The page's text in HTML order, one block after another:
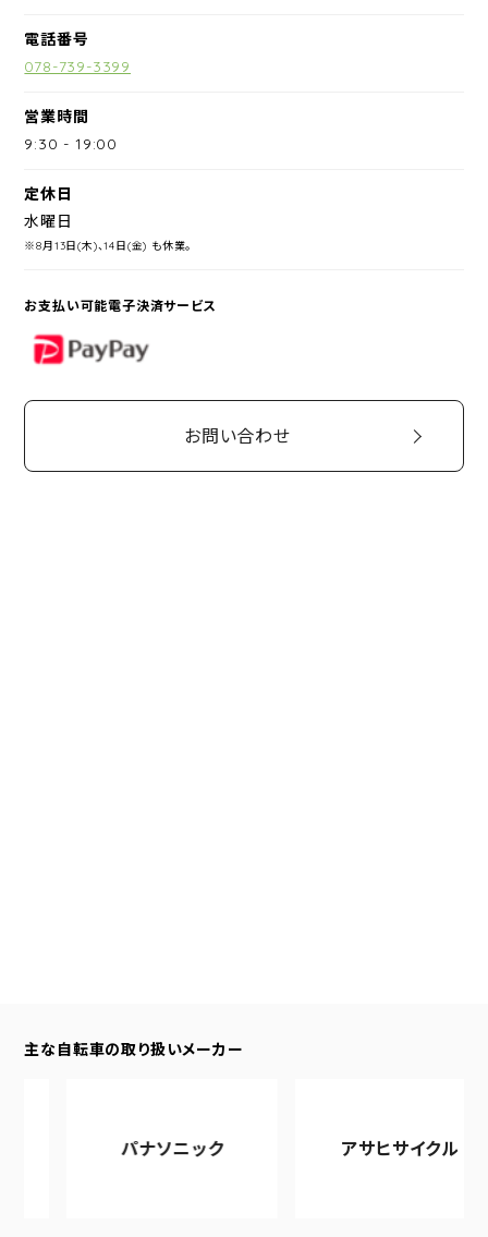
電話番号
078-739-3399
営業時間
9:30 -19:00
定休日
水曜日
※8月13日(木)、14日(金) も休業。
お支払い可能電子決済サービス
PayPay
お問い合わせ
主な自転車の取り扱いメーカー
パナソニック アサヒサイクル